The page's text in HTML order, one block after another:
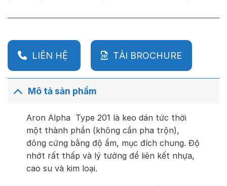
LIÊN HỆ TẢI BROCHURE
Mô tả sản phẩm
Aron Alpha Type 201 là keo dán tức thời
một thành phần (không cần pha trộn),
đông cứng bằng độ ẩm, mục đích chung. Độ
nhớt rất thấp và lý tưởng để liên kết nhựa,
cao su và kim loại.